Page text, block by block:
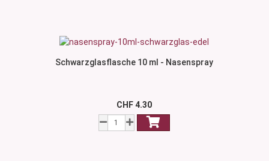
Schwarzglasflasche 10 ml - Nasenspray
CHF 4.30